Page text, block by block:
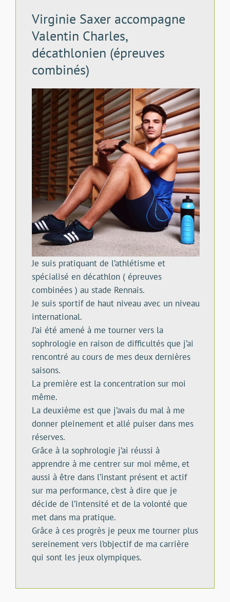
Virginie Saxer accompagne
Valentin Charles,
décathlonien (épreuves
combinés)
Je suis pratiquant de l’athlétisme et
spécialisé en décathlon ( épreuves
combinées ) au stade Rennais.
Je suis sportif de haut niveau avec un niveau
international.
J’ai été amené à me tourner vers la
sophrologie en raison de difficultés que j’ai
rencontré au cours de mes deux dernières
saisons.
La première est la concentration sur moi
même.
La deuxième est que j’avais du mal à me
donner pleinement et allé puiser dans mes
réserves.
Grâce à la sophrologie j’ai réussi à
apprendre à me centrer sur moi même, et
aussi à être dans l’instant présent et actif
sur ma performance, c’est à dire que je
décide de l’intensité et de la volonté que
met dans ma pratique.
Grâce à ces progrès je peux me tourner plus
sereinement vers l’objectif de ma carrière
qui sont les jeux olympiques.